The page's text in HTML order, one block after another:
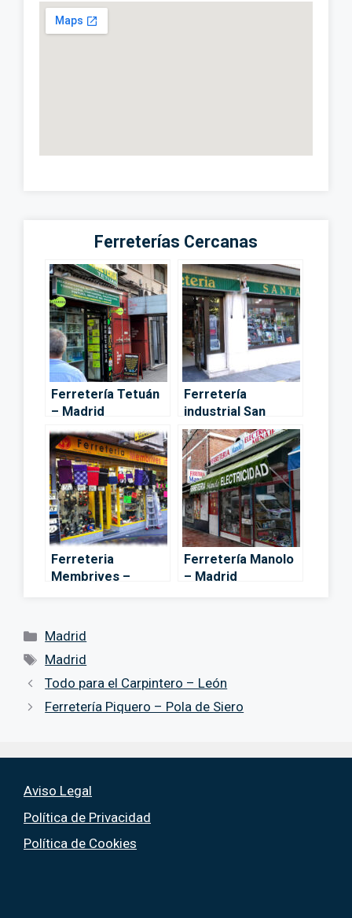
Ferreterías Cercanas
Ferretería Tetuán
– Madrid
Ferretería
industrial San
Diego en Vallecas,
Madrid – Madrid
Ferreteria
Membrives –
Ferretería Manolo
– Madrid
Categorías
Madrid
Etiquetas
Madrid
Todo para el Carpintero – León
Ferretería Piquero – Pola de Siero
Aviso Legal
Política de Privacidad
Política de Cookies